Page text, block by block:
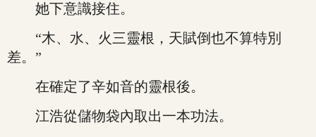
她下意識接住。
“木、水、火三靈根，天賦倒也不算特別
差。”
在確定了辛如音的靈根後。
江浩從儲物袋內取出一本功法。